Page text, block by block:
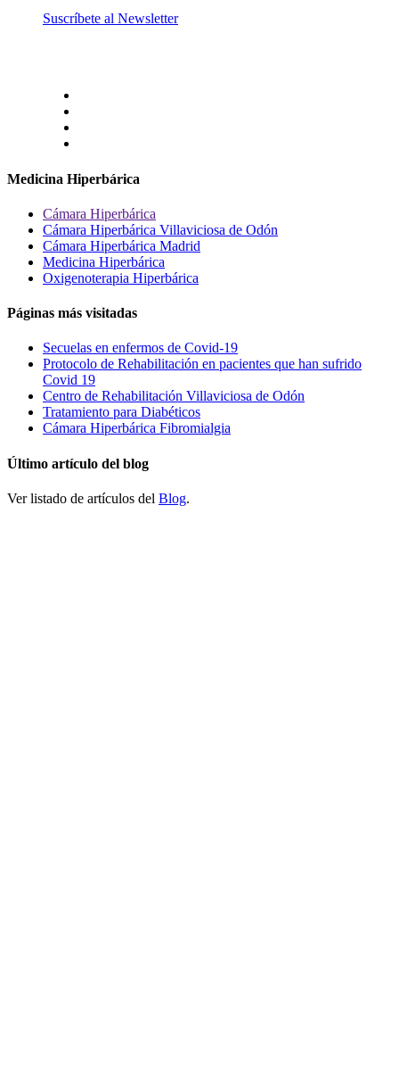
Suscríbete al Newsletter
Medicina Hiperbárica
Cámara Hiperbárica
Cámara Hiperbárica Villaviciosa de Odón
Cámara Hiperbárica Madrid
Medicina Hiperbárica
Oxigenoterapia Hiperbárica
Páginas más visitadas
Secuelas en enfermos de Covid-19
Protocolo de Rehabilitación en pacientes que han sufrido
Covid 19
Centro de Rehabilitación Villaviciosa de Odón
Tratamiento para Diabéticos
Cámara Hiperbárica Fibromialgia
Último artículo del blog
Ver listado de artículos del Blog.